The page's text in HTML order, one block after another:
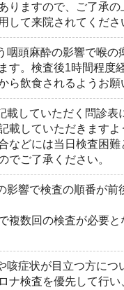
りますので、ご了承
して来院されてくださ
咽頭麻酔の影響で喉の
す。検査後1時間程度
ら飲食されるようお願
載していただく問診表
載していただきますよ
などには当日検査困
でご了承ください。
影響で検査の順番が前
複数回の検査が必要と
咳症状が目立つ方につ
ナ検査を優先して行